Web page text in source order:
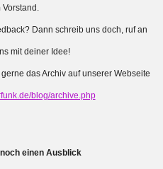
Dann schreib uns doch, ruf an
mit deiner Idee!
das Archiv auf unserer Webseite
blog/archive.php
einen Ausblick